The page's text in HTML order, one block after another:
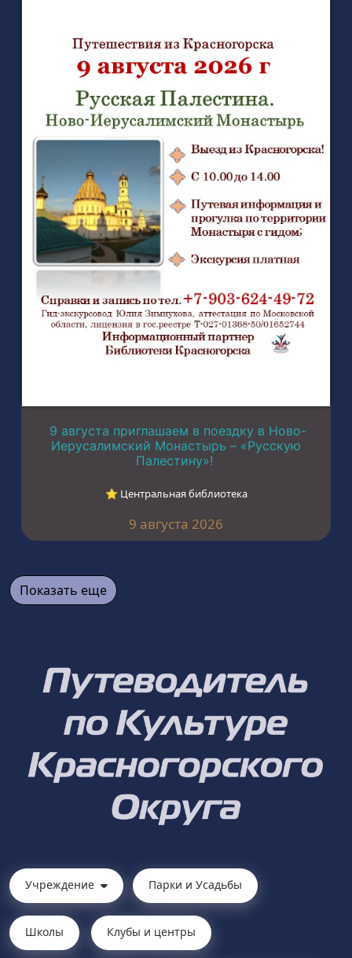
9 августа приглашаем в поездку в Ново-
Иерусалимский Монастырь – «Русскую
Палестину»!
⭐︎ Центральная библиотека
9 августа 2026
Показать еще
Учреждение Парки и Усадьбы
Школы Клубы и центры